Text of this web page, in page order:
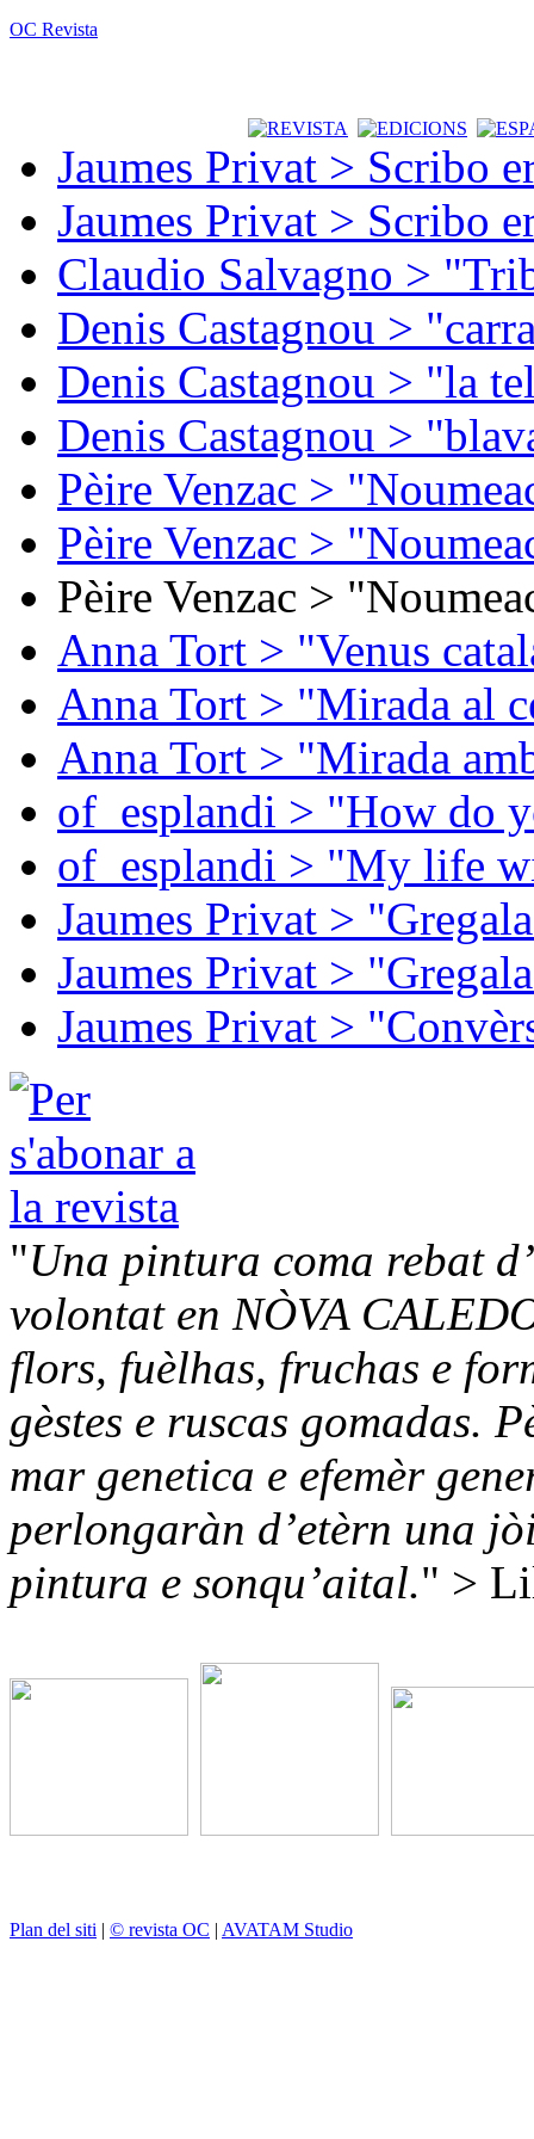
OC Revista
Jaumes Privat > Scribo
Jaumes Privat > Scribo
Claudio Salvagno >
Denis Castagnou >
Denis Castagnou > "la
Denis Castagnou >
Pèire Venzac >
Pèire Venzac >
Pèire Venzac >
Anna Tort > "Venus
Anna Tort > "Mirada al
Anna Tort > "Mirada
of_esplandi > "How do
of_esplandi > "My life
Jaumes Privat >
Jaumes Privat >
Jaumes Privat >
"Una pintura coma rebat
volontat en NÒVA
flors, fuèlhas, fruchas e
gèstes e ruscas gomadas.
mar genetica e efemèr
perlongaràn d’etèrn una
pintura e sonqu’aital." >
Plan del siti | © revista OC | AVATAM Studio